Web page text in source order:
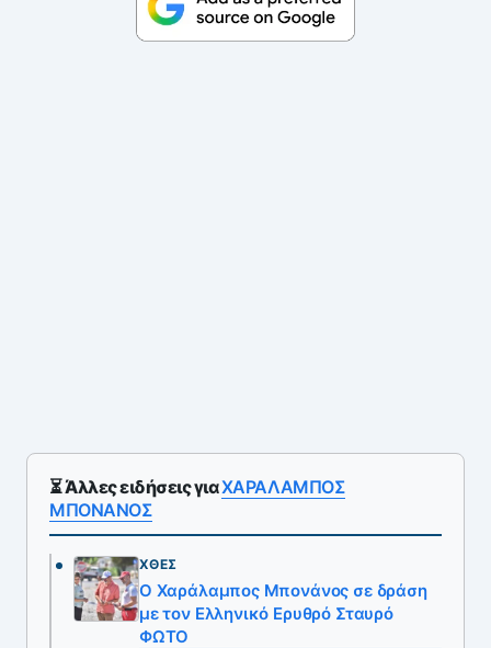
⏳ Άλλες ειδήσεις γιαΧΑΡΑΛΑΜΠΟΣ
ΜΠΟΝΑΝΟΣ
ΧΘΕΣ
Ο Χαράλαμπος Μπονάνος σε δράση
με τον Ελληνικό Ερυθρό Σταυρό
ΦΩΤΟ